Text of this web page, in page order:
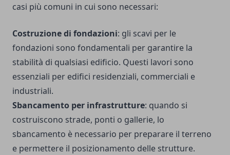
casi più comuni in cui sono necessari:
Costruzione di fondazioni: gli scavi per le
fondazioni sono fondamentali per garantire la
stabilità di qualsiasi edificio. Questi lavori sono
essenziali per edifici residenziali, commerciali e
industriali.
Sbancamento per infrastrutture: quando si
costruiscono strade, ponti o gallerie, lo
sbancamento è necessario per preparare il terreno
e permettere il posizionamento delle strutture.